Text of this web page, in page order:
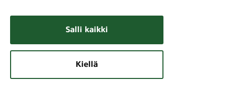
Salli kaikki
Kiellä